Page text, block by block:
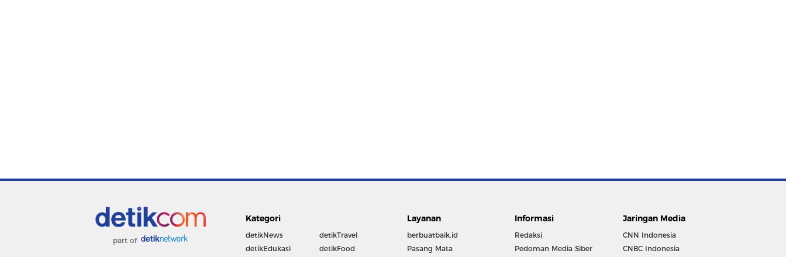
part of
Kategori
detikNews
detikEdukasi
detikTravel
detikFood
Layanan
berbuatbaik.id
Pasang Mata
Informasi
Redaksi
Pedoman Media Siber
Jaringan Media
CNN Indonesia
CNBC Indonesia